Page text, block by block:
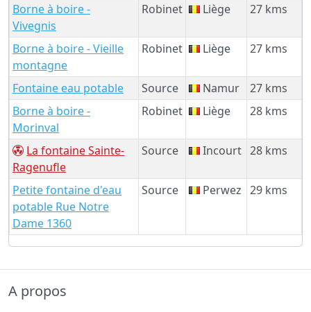
Borne à boire -
Vivegnis
Robinet Liège 27 kms
Borne à boire - Vieille
montagne
Robinet Liège 27 kms
Fontaine eau potable Source Namur
27 kms
Borne à boire -
Morinval
Robinet Liège 28 kms
La fontaine Sainte-
Ragenufle
Source Incourt 28 kms
Petite fontaine d'eau
potable Rue Notre
Dame 1360
Source Perwez 29 kms
A propos